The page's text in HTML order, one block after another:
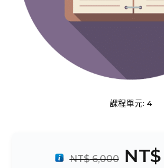
課程單元: 4
NT$6,000 NT$